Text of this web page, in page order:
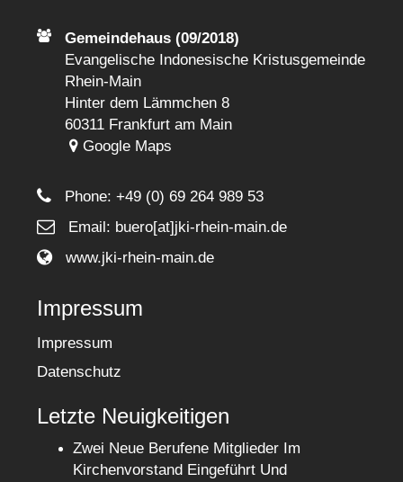
Gemeindehaus (09/2018)
Evangelische Indonesische Kristusgemeinde
Rhein-Main
Hinter dem Lämmchen 8
60311 Frankfurt am Main
Google Maps
Phone:+49 (0) 69 264 989 53
Email: buero[at]jki-rhein-main.de
www.jki-rhein-main.de
Impressum
Impressum
Datenschutz
Letzte Neuigkeitigen
Zwei Neue Berufene Mitglieder Im
Kirchenvorstand Eingeführt Und